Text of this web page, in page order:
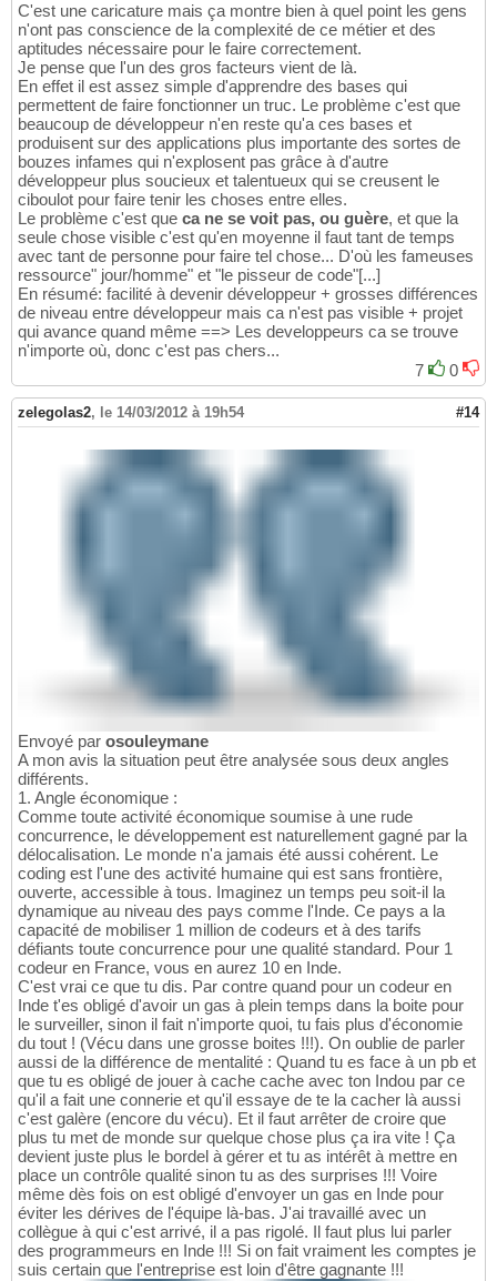
C'est une caricature mais ça montre bien à quel point les gens
n'ont pas conscience de la complexité de ce métier et des
aptitudes nécessaire pour le faire correctement.
Je pense que l'un des gros facteurs vient de là.
En effet il est assez simple d'apprendre des bases qui
permettent de faire fonctionner un truc. Le problème c'est que
beaucoup de développeur n'en reste qu'a ces bases et
produisent sur des applications plus importante des sortes de
bouzes infames qui n'explosent pas grâce à d'autre
développeur plus soucieux et talentueux qui se creusent le
ciboulot pour faire tenir les choses entre elles.
Le problème c'est que ca ne se voit pas, ou guère, et que la
seule chose visible c'est qu'en moyenne il faut tant de temps
avec tant de personne pour faire tel chose... D'où les fameuses
ressource" jour/homme" et "le pisseur de code"[...]
En résumé: facilité à devenir développeur + grosses différences
de niveau entre développeur mais ca n'est pas visible + projet
qui avance quand même ==> Les developpeurs ca se trouve
n'importe où, donc c'est pas chers...
7
0
zelegolas2, le 14/03/2012 à 19h54 #14
Envoyé par osouleymane
A mon avis la situation peut être analysée sous deux angles
différents.
1. Angle économique :
Comme toute activité économique soumise à une rude
concurrence, le développement est naturellement gagné par la
délocalisation. Le monde n'a jamais été aussi cohérent. Le
coding est l'une des activité humaine qui est sans frontière,
ouverte, accessible à tous. Imaginez un temps peu soit-il la
dynamique au niveau des pays comme l'Inde. Ce pays a la
capacité de mobiliser 1 million de codeurs et à des tarifs
défiants toute concurrence pour une qualité standard. Pour 1
codeur en France, vous en aurez 10 en Inde.
C'est vrai ce que tu dis. Par contre quand pour un codeur en
Inde t'es obligé d'avoir un gas à plein temps dans la boite pour
le surveiller, sinon il fait n'importe quoi, tu fais plus d'économie
du tout ! (Vécu dans une grosse boites !!!). On oublie de parler
aussi de la différence de mentalité : Quand tu es face à un pb et
que tu es obligé de jouer à cache cache avec ton Indou par ce
qu'il a fait une connerie et qu'il essaye de te la cacher là aussi
c'est galère (encore du vécu). Et il faut arrêter de croire que
plus tu met de monde sur quelque chose plus ça ira vite ! Ça
devient juste plus le bordel à gérer et tu as intérêt à mettre en
place un contrôle qualité sinon tu as des surprises !!! Voire
même dès fois on est obligé d'envoyer un gas en Inde pour
éviter les dérives de l'équipe là-bas. J'ai travaillé avec un
collègue à qui c'est arrivé, il a pas rigolé. Il faut plus lui parler
des programmeurs en Inde !!! Si on fait vraiment les comptes je
suis certain que l'entreprise est loin d'être gagnante !!!